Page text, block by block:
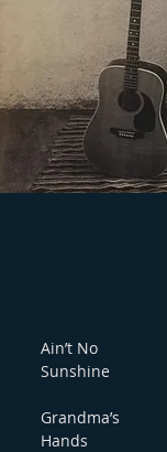
Ain’t No
Sunshine
Grandma’s
Hands